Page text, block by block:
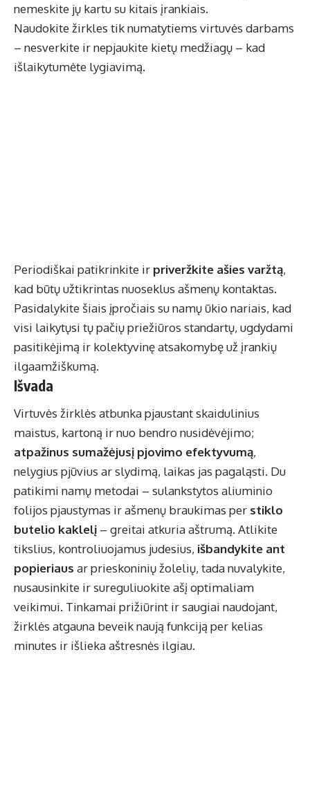
nemeskite jų kartu su kitais įrankiais.
Naudokite žirkles tik numatytiems virtuvės darbams
– nesverkite ir nepjaukite kietų medžiagų – kad
išlaikytumėte lygiavimą.
Periodiškai patikrinkite ir priveržkite ašies varžtą,
kad būtų užtikrintas nuoseklus ašmenų kontaktas.
Pasidalykite šiais įpročiais su namų ūkio nariais, kad
visi laikytųsi tų pačių priežiūros standartų, ugdydami
pasitikėjimą ir kolektyvinę atsakomybę už įrankių
ilgaamžiškumą.
Išvada
Virtuvės žirklės atbunka pjaustant skaidulinius
maistus, kartoną ir nuo bendro nusidėvėjimo;
atpažinus sumažėjusį pjovimo efektyvumą,
nelygius pjūvius ar slydimą, laikas jas pagaląsti. Du
patikimi namų metodai – sulankstytos aliuminio
folijos pjaustymas ir ašmenų braukimas per stiklo
butelio kaklelį – greitai atkuria aštrumą. Atlikite
tikslius, kontroliuojamus judesius, išbandykite ant
popieriaus ar prieskoninių žolelių, tada nuvalykite,
nusausinkite ir sureguliuokite ašį optimaliam
veikimui. Tinkamai prižiūrint ir saugiai naudojant,
žirklės atgauna beveik naują funkciją per kelias
minutes ir išlieka aštresnės ilgiau.